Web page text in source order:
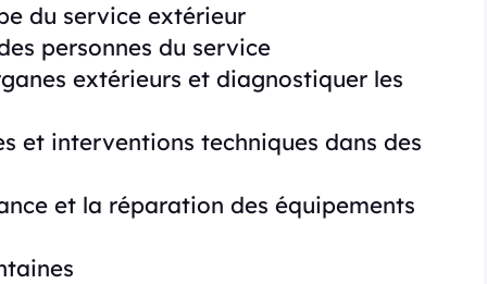
du service extérieur
personnes du service
extérieurs et diagnostiquer les
et interventions techniques dans des
et la réparation des équipements